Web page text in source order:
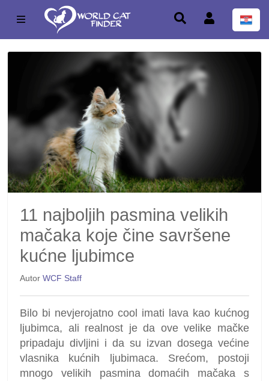
11 najboljih pasmina velikih
mačaka koje čine savršene
kućne ljubimce
Autor WCF Staff
Bilo bi nevjerojatno cool imati lava kao kućnog
ljubimca, ali realnost je da ove velike mačke
pripadaju divljini i da su izvan dosega većine
vlasnika kućnih ljubimaca. Srećom, postoji
mnogo velikih pasmina domaćih mačaka s